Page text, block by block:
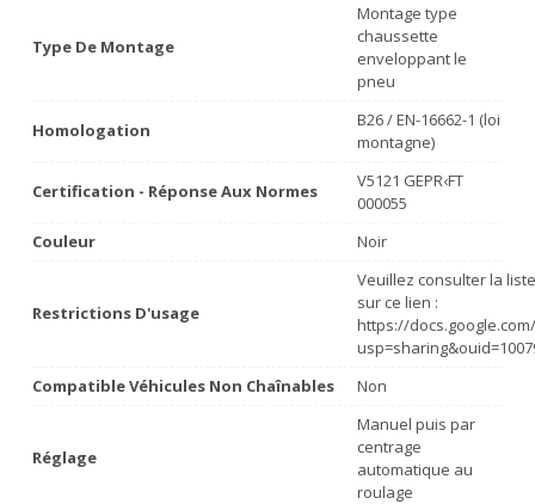
Type De Montage
Montage type
chaussette
enveloppant le
pneu
Homologation
B26 / EN-16662-1 (loi
montagne)
Certification - Réponse Aux Normes
V5121 GEPR‹FT
000055
Couleur
Noir
Restrictions D'usage
Veuillez consulter la
sur ce lien :
https://
Compatible Véhicules Non Chaînables
Non
Réglage
Manuel puis par
centrage
automatique au
roulage